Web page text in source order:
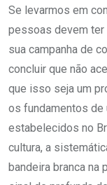
Se levarmos em
pessoas devem ter
sua campanha de
concluir que não
que isso seja um
os fundamentos de
estabelecidos no
cultura, a
bandeira branca na